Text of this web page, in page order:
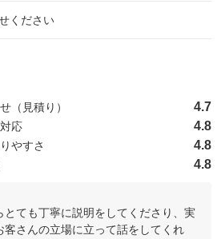
ください
点中）
（見積り） 4.7
応 4.8
やすさ 4.8
4.8
とても丁寧に説明をしてくださり、実
客さんの立場に立って話をしてくれ